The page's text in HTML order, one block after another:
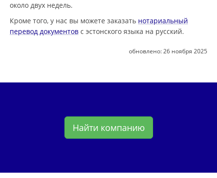
около двух недель.
Кроме того, у нас вы можете заказать нотариальный
перевод документов с эстонского языка на русский.
обновлено:26 ноября 2025
Найти компанию